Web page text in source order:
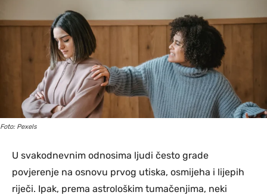
Foto: Pexels
U svakodnevnim odnosima ljudi često grade
povjerenje na osnovu prvog utiska, osmijeha i lijepih
riječi. Ipak, prema astrološkim tumačenjima, neki